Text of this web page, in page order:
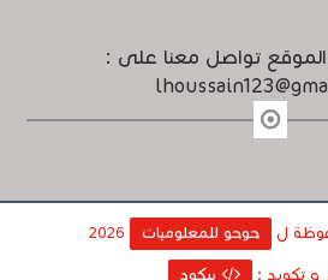
تواصل معنا على :
ل حوحو للمعلوميات
و تكويد : بيكود